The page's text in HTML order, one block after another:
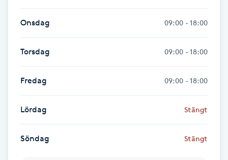
Fransrengöring
Frekvensterapi
Friskvård
Onsdag 09:00 - 18:00
Torsdag 09:00 - 18:00
Fredag 09:00 - 18:00
Lördag Stängt
Söndag Stängt